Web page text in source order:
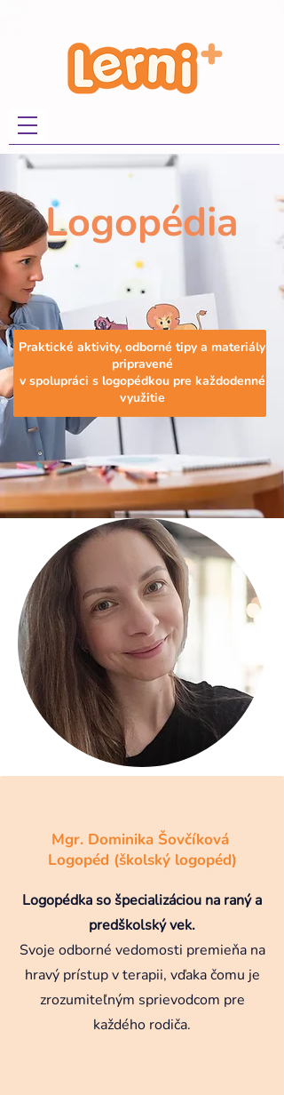
Logopédia
Praktické aktivity, odborné tipy a materiály
pripravené
v spolupráci s logopédkou pre každodenné
využitie
Mgr. Dominika Šovčíková
Logopéd (školský logopéd)
Logopédka so špecializáciou na raný a
predškolský vek.
Svoje odborné vedomosti premieňa na
hravý prístup v terapii, vďaka čomu je
zrozumiteľným sprievodcom pre
každého rodiča.